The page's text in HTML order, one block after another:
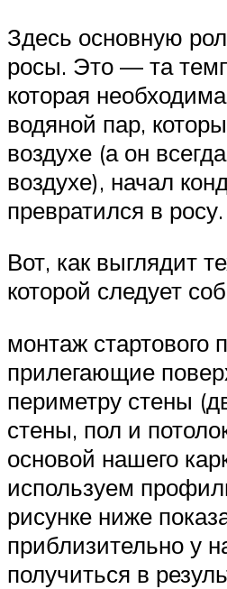
Здесь основную
росы. Это — та
которая
водяной пар,
воздухе (а он
воздухе), начал
превратился в росу.
Вот, как выглядит
которой следует
монтаж стартового
прилегающие
периметру стены
стены, пол и
основой нашего
используем
рисунке ниже
приблизительно у
получиться в